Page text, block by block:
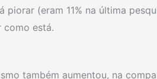
(eram 11% na última
como está.
também aumentou, na